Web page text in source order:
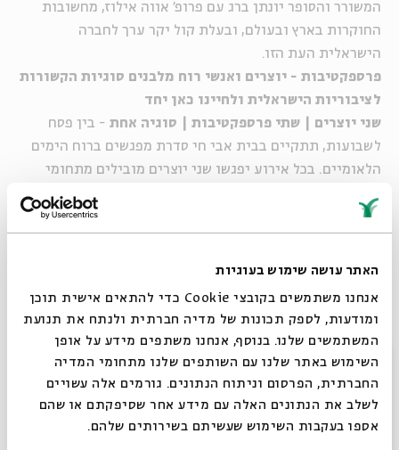
האתר עושה שימוש בעוגיות
אנחנו משתמשים בקובצי Cookie כדי להתאים אישית תוכן
ומודעות, לספק תכונות של מדיה חברתית ולנתח את תנועת
המשתמשים שלנו. בנוסף, אנחנו משתפים מידע על אופן
השימוש באתר שלנו עם השותפים שלנו מתחומי המדיה
החברתית, הפרסום וניתוח הנתונים. גורמים אלה עשויים
לשלב את הנתונים האלה עם מידע אחר שסיפקתם או שהם
אספו בעקבות השימוש שעשיתם בשירותים שלהם.
המשורר והסופר יונתן ברג עם פרופ' אווה אילוז, מחשובות
החוקרות בארץ ובעולם, ובעלת קול יקר ערך לחברה
הישראלית העת הזו.
פרספקטיבות - יוצרים ואנשי רוח מלבנים סוגיות הקשורות
לציבוריות הישראלית ולחיינו כאן יחד
שני יוצרים | שתי פרספקטיבות | סוגיה אחת - בין פסח
לשבועות, תתקיים בבית אבי חי סדרת מפגשים ברוח הימים
הלאומיים. בכל אירוע יפגשו שני יוצרים מובילים מתחומי
הרוח והתרבות בישראל, וילבנו סוגיה הקשורה לציבוריות
הישראלית ולחיינו כאן יחד.
רביעי | כח בסיוון | 19.4| 20:00 | בית אבי חי
#2 להחזיר עטרה ליושנה: יונתן ברג ופרופ' אווה
אילוז, מוזיקה: דניאל רובין
רביעי | יב באייר | 3.5 | 20:00 | בית אבי חי
#3 ספרות או מאבק: אלמוג בהר, מרים גולן ושפרה
סגור